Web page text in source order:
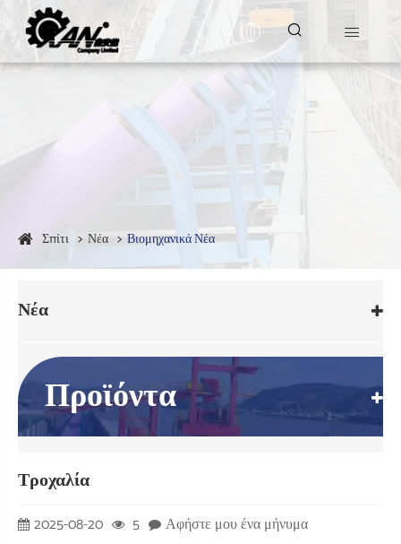
 
Σπίτι Νέα Βιομηχανικά Νέα
Νέα
Προϊόντα
Τροχαλία
2025-08-20 5
Αφήστε μου ένα μήνυμα